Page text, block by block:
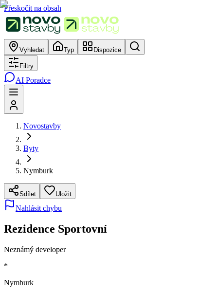
Přeskočit na obsah
Vyhledat Typ Dispozice
Filtry
AI Poradce
Novostavby
Byty
Nymburk
Sdílet Uložit
Nahlásit chybu
Rezidence Sportovní
Neznámý developer
*
Nymburk